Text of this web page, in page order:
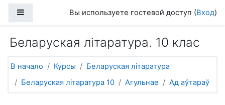
Боковая панельВы используете гостевой доступ (Вход)
Беларуская літаратура. 10 клас
В начало Курсы
Беларуская літаратура
Беларуская літаратура 10
Агульнае Ад аўтараў